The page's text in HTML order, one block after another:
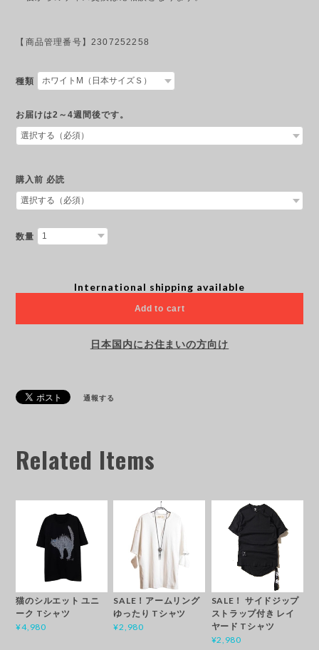
【商品管理番号】2307252258
種類
お届けは2～4週間後です。
購入前 必読
数量
International shipping available
Add to cart
日本国内にお住まいの方向け
通報する
Related Items
猫のシルエット ユニ
ーク Tシャツ
¥4,980
SALE！アームリング
ゆったり Tシャツ
¥2,980
SALE！ サイドジップ
ストラップ付き レイ
ヤード Tシャツ
¥2,980